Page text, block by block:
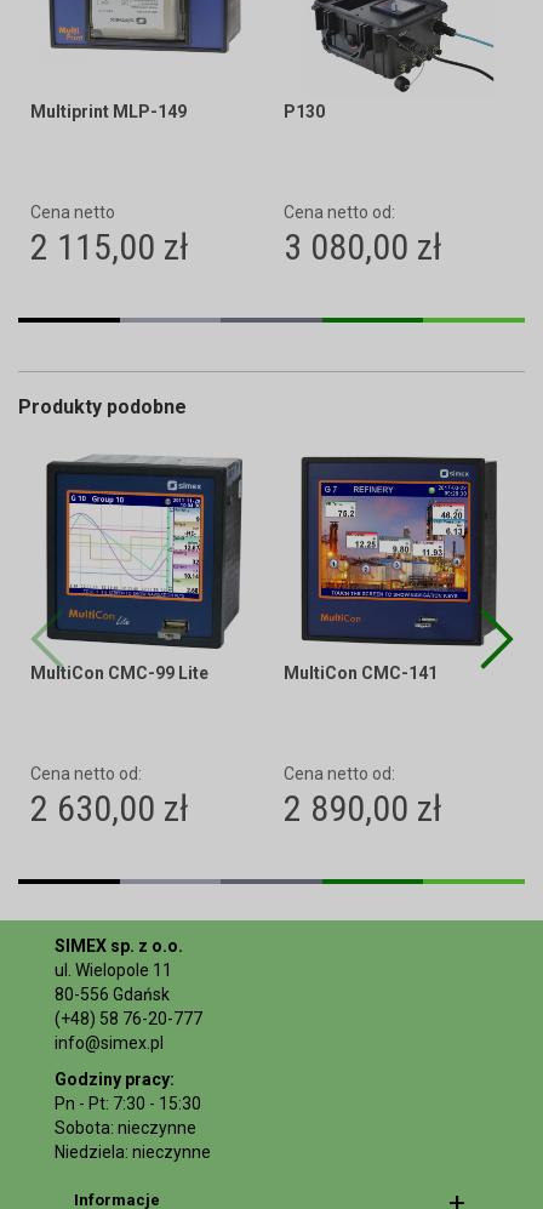
Multiprint MLP-149
Cena netto
2 115,00 zł
P130
Cena netto od:
3 080,00 zł
Produkty podobne
MultiCon CMC-99 Lite
Cena netto od:
2 630,00 zł
MultiCon CMC-141
Cena netto od:
2 890,00 zł
SIMEX sp. z o.o.
ul. Wielopole 11
80-556 Gdańsk
(+48) 58 76-20-777
info@simex.pl
Godziny pracy:
Pn - Pt: 7:30 - 15:30
Sobota: nieczynne
Niedziela: nieczynne
Informacje